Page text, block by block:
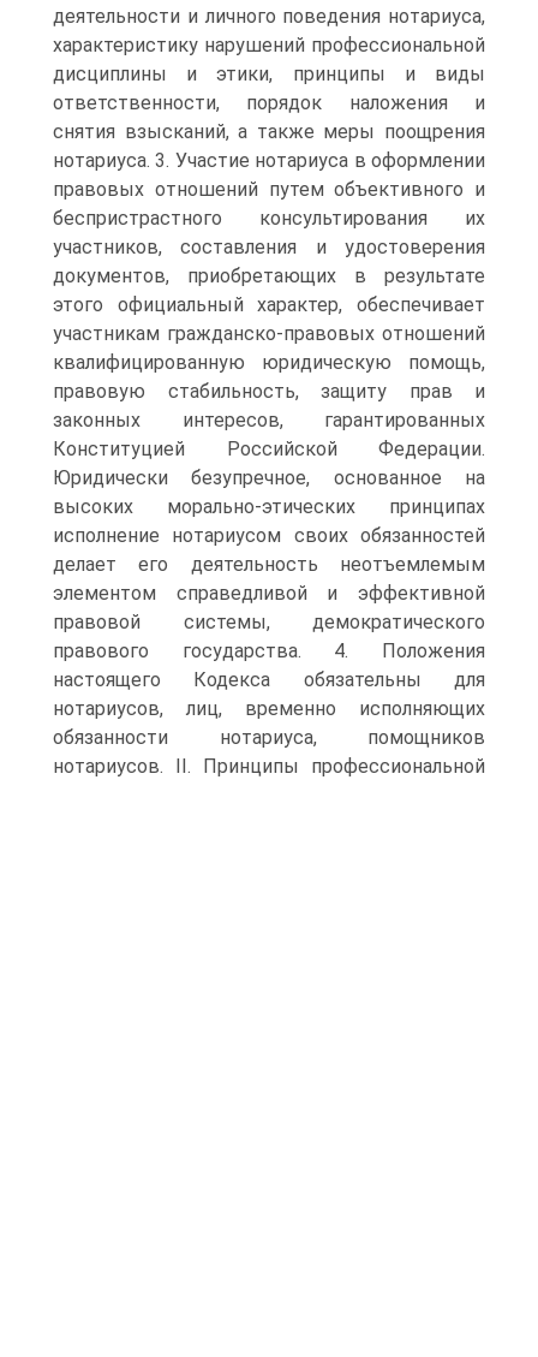
деятельности и личного поведения нотариуса,
характеристику нарушений профессиональной
дисциплины и этики, принципы и виды
ответственности, порядок наложения и
снятия взысканий, а также меры поощрения
нотариуса. 3. Участие нотариуса в оформлении
правовых отношений путем объективного и
беспристрастного консультирования их
участников, составления и удостоверения
документов, приобретающих в результате
этого официальный характер, обеспечивает
участникам гражданско-правовых отношений
квалифицированную юридическую помощь,
правовую стабильность, защиту прав и
законных интересов, гарантированных
Конституцией Российской Федерации.
Юридически безупречное, основанное на
высоких морально-этических принципах
исполнение нотариусом своих обязанностей
делает его деятельность неотъемлемым
элементом справедливой и эффективной
правовой системы, демократического
правового государства. 4. Положения
настоящего Кодекса обязательны для
нотариусов, лиц, временно исполняющих
обязанности нотариуса, помощников
нотариусов. II. Принципы профессиональной